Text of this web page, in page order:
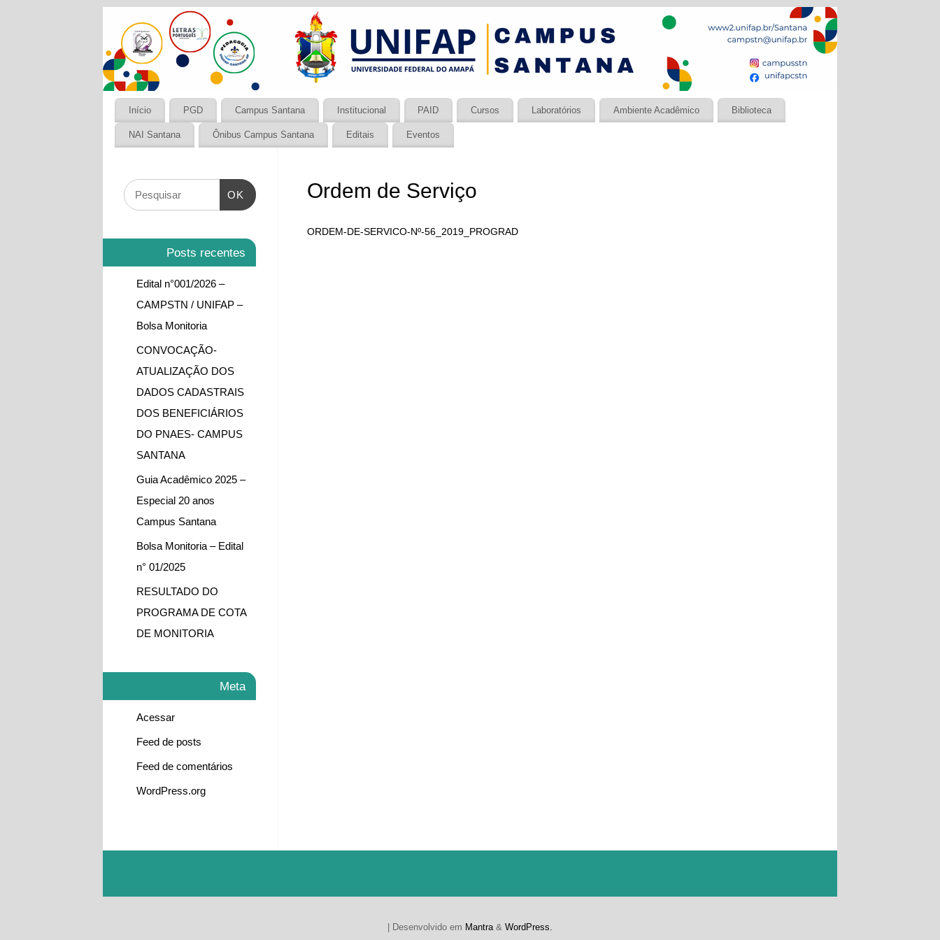
Início PGD Campus Santana Institucional PAID Cursos Laboratórios Ambiente Acadêmico Biblioteca
NAI Santana Ônibus Campus Santana Editais Eventos
Ordem de Serviço
ORDEM-DE-SERVICO-Nº-56_2019_PROGRAD
OK
Posts recentes
Edital n°001/2026 –
CAMPSTN / UNIFAP –
Bolsa Monitoria
CONVOCAÇÃO-
ATUALIZAÇÃO DOS
DADOS CADASTRAIS
DOS BENEFICIÁRIOS
DO PNAES- CAMPUS
SANTANA
Guia Acadêmico 2025 –
Especial 20 anos
Campus Santana
Bolsa Monitoria – Edital
n° 01/2025
RESULTADO DO
PROGRAMA DE COTA
DE MONITORIA
Meta
Acessar
Feed de posts
Feed de comentários
WordPress.org
| Desenvolvido em Mantra & WordPress.